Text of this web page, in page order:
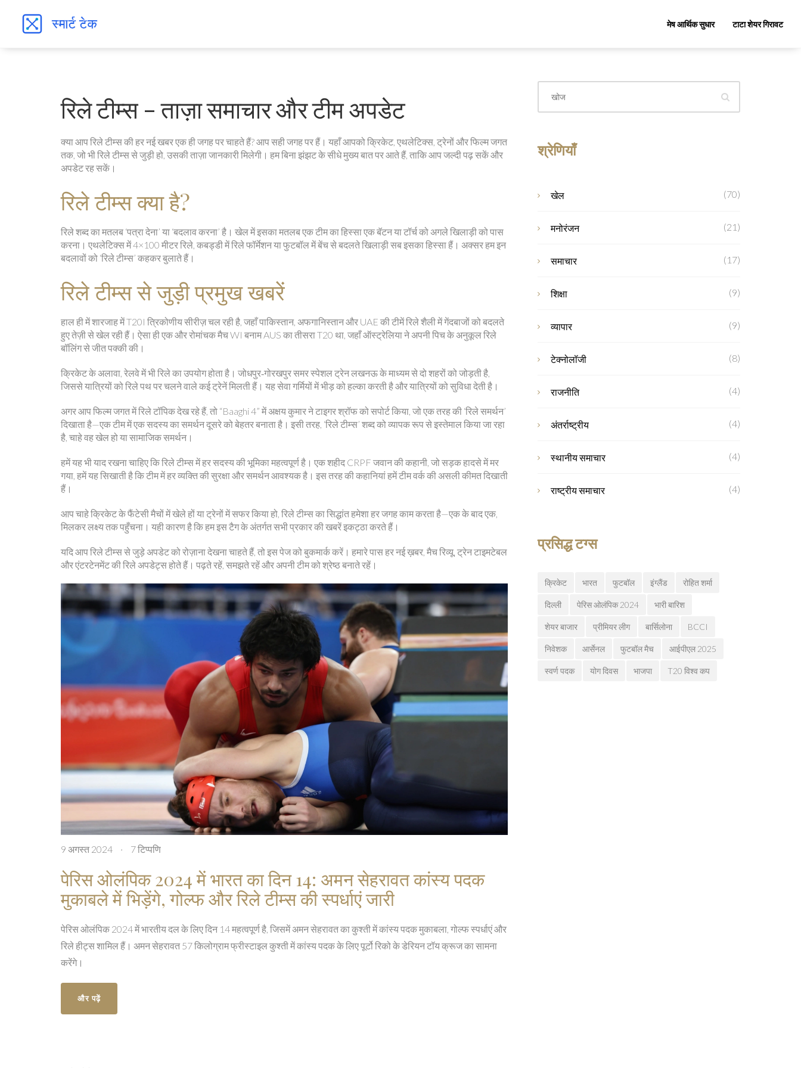
मेष आर्थिक सुधार टाटा शेयर गिरावट
रिले टीम्स – ताज़ा समाचार और टीम अपडेट
क्या आप रिले टीम्स की हर नई खबर एक ही जगह पर चाहते हैं? आप सही जगह पर हैं। यहाँ आपको क्रिकेट, एथलेटिक्स, ट्रेनों और फिल्म जगत
तक, जो भी रिले टीम्स से जुड़ी हो, उसकी ताज़ा जानकारी मिलेगी। हम बिना झंझट के सीधे मुख्य बात पर आते हैं, ताकि आप जल्दी पढ़ सकें और
अपडेट रह सकें।
रिले टीम्स क्या है?
रिले शब्द का मतलब ‘पत्रा देना’ या ‘बदलाव करना’ है। खेल में इसका मतलब एक टीम का हिस्सा एक बॅटन या टॉर्च को अगले खिलाड़ी को पास
करना। एथलेटिक्स में 4×100 मीटर रिले, कबड्डी में रिले फॉर्मेशन या फुटबॉल में बेंच से बदलते खिलाड़ी सब इसका हिस्सा हैं। अक्सर हम इन
बदलावों को ‘रिले टीम्स’ कहकर बुलाते हैं।
रिले टीम्स से जुड़ी प्रमुख खबरें
हाल ही में शारजाह में T20I त्रिकोणीय सीरीज़ चल रही है, जहाँ पाकिस्तान, अफगानिस्तान और UAE की टीमें रिले शैली में गेंदबाजों को बदलते
हुए तेज़ी से खेल रही हैं। ऐसा ही एक और रोमांचक मैच WI बनाम AUS का तीसरा T20 था, जहाँ ऑस्ट्रेलिया ने अपनी पिच के अनुकूल रिले
बॉलिंग से जीत पक्की की।
क्रिकेट के अलावा, रेलवे में भी रिले का उपयोग होता है। जोधपुर‑गोरखपुर समर स्पेशल ट्रेन लखनऊ के माध्यम से दो शहरों को जोड़ती है,
जिससे यात्रियों को रिले पथ पर चलने वाले कई ट्रेनें मिलती हैं। यह सेवा गर्मियों में भीड़ को हल्का करती है और यात्रियों को सुविधा देती है।
अगर आप फिल्म जगत में रिले टॉपिक देख रहे हैं, तो “Baaghi 4” में अक्षय कुमार ने टाइगर श्रॉफ को सपोर्ट किया, जो एक तरह की ‘रिले समर्थन’
दिखाता है—एक टीम में एक सदस्य का समर्थन दूसरे को बेहतर बनाता है। इसी तरह, ‘रिले टीम्स’ शब्द को व्यापक रूप से इस्तेमाल किया जा रहा
है, चाहे वह खेल हो या सामाजिक समर्थन।
हमें यह भी याद रखना चाहिए कि रिले टीम्स में हर सदस्य की भूमिका महत्वपूर्ण है। एक शहीद CRPF जवान की कहानी, जो सड़क हादसे में मर
गया, हमें यह सिखाती है कि टीम में हर व्यक्ति की सुरक्षा और समर्थन आवश्यक है। इस तरह की कहानियां हमें टीम वर्क की असली कीमत दिखाती
हैं।
आप चाहे क्रिकेट के फैंटेसी मैचों में खेले हों या ट्रेनों में सफर किया हो, रिले टीम्स का सिद्धांत हमेशा हर जगह काम करता है—एक के बाद एक,
मिलकर लक्ष्य तक पहुँचना। यही कारण है कि हम इस टैग के अंतर्गत सभी प्रकार की खबरें इकट्ठा करते हैं।
यदि आप रिले टीम्स से जुड़े अपडेट को रोज़ाना देखना चाहते हैं, तो इस पेज को बुकमार्क करें। हमारे पास हर नई ख़बर, मैच रिव्यू, ट्रेन टाइमटेबल
और एंटरटेनमेंट की रिले अपडेट्स होते हैं। पढ़ते रहें, समझते रहें और अपनी टीम को श्रेष्ठ बनाते रहें।
9 अगस्त 2024 · 7 टिप्पणि
पेरिस ओलंपिक 2024 में भारत का दिन 14: अमन सेहरावत कांस्य पदक
मुकाबले में भिड़ेंगे, गोल्फ और रिले टीम्स की स्पर्धाएं जारी
पेरिस ओलंपिक 2024 में भारतीय दल के लिए दिन 14 महत्वपूर्ण है, जिसमें अमन सेहरावत का कुश्ती में कांस्य पदक मुकाबला, गोल्फ स्पर्धाएं और
रिले हीट्स शामिल हैं। अमन सेहरावत 57 किलोग्राम फ्रीस्टाइल कुश्ती में कांस्य पदक के लिए पूर्टो रिको के डेरियन टॉय क्रूज का सामना
करेंगे।
और पढ़ें
श्रेणियाँ
खेल (70)
मनोरंजन (21)
समाचार (17)
शिक्षा (9)
व्यापार (9)
टेक्नोलॉजी (8)
राजनीति (4)
अंतर्राष्ट्रीय (4)
स्थानीय समाचार (4)
राष्ट्रीय समाचार (4)
प्रसिद्ध टग्स
क्रिकेट भारत फुटबॉल इंग्लैंड रोहित शर्मा
दिल्ली पेरिस ओलंपिक 2024 भारी बारिश
शेयर बाजार प्रीमियर लीग बार्सिलोना BCCI
निवेशक आर्सेनल फुटबॉल मैच आईपीएल 2025
स्वर्ण पदक योग दिवस भाजपा T20 विश्व कप